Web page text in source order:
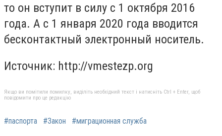
то он вступит в силу с 1 октября 2016
года. А с 1 января 2020 года вводится
бесконтактный электронный носитель.
Источник: http://vmestezp.org
Якщо ви помітили помилку, виділіть необхідний текст і натисніть Ctrl + Enter, щоб
повідомити про це редакцію
#паспорта #Закон #миграционная служба